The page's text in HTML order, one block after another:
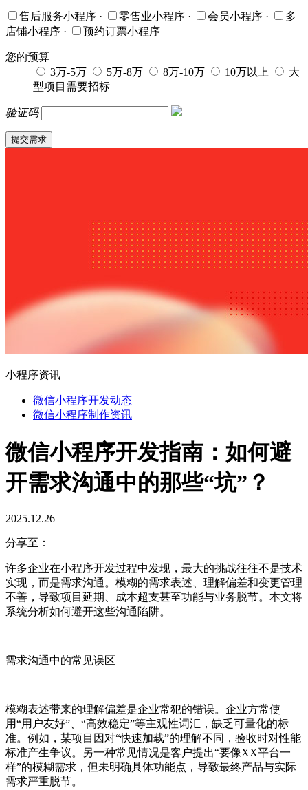
售后服务小程序 · 零售业小程序 · 会员小程序 ·
多
店铺小程序 · 预约订票小程序
您的预算
3万-5万
5万-8万 8万-10万 10万以上
大
型项目需要招标
验证码
小程序资讯
微信小程序开发动态
微信小程序制作资讯
微信小程序开发指南：如何避
开需求沟通中的那些“坑”？
2025.12.26
分享至：
许多企业在小程序开发过程中发现，最大的挑战往往不是技术
实现，而是需求沟通。模糊的需求表述、理解偏差和变更管理
不善，导致项目延期、成本超支甚至功能与业务脱节。本文将
系统分析如何避开这些沟通陷阱。
需求沟通中的常见误区
模糊表述带来的理解偏差是企业常犯的错误。企业方常使
用“用户友好”、“高效稳定”等主观性词汇，缺乏可量化的标
准。例如，某项目因对“快速加载”的理解不同，验收时对性能
标准产生争议。另一种常见情况是客户提出“要像XX平台一
样”的模糊需求，但未明确具体功能点，导致最终产品与实际
需求严重脱节。